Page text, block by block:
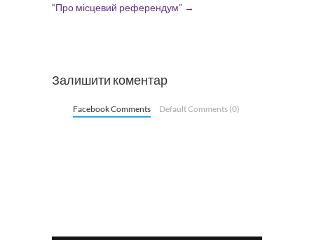
“Про місцевий референдум” →
Залишити коментар
Facebook Comments Default Comments (0)